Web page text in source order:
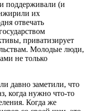
поддерживали (и
их
отвечать
приватизирует
Молодые люди,
не только
давно заметили, что
когда нужно что-то
Когда же